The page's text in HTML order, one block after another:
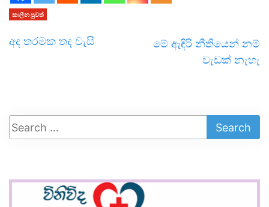
කාලීන පුවත්
අද තරමක තද වැසි
මේ ඇඳිරි නීතියෙන් නම්
වැඩක් නැහැ